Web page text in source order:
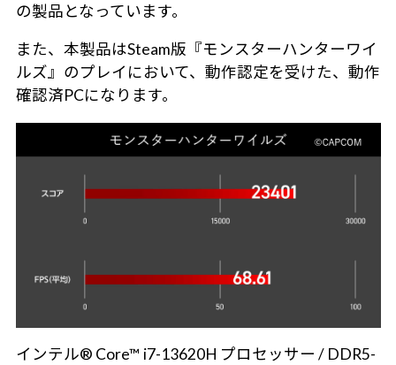
の製品となっています。
また、本製品はSteam版『モンスターハンターワイ
ルズ』のプレイにおいて、動作認定を受けた、動作
確認済PCになります。
インテル® Core™ i7-13620H プロセッサー / DDR5-